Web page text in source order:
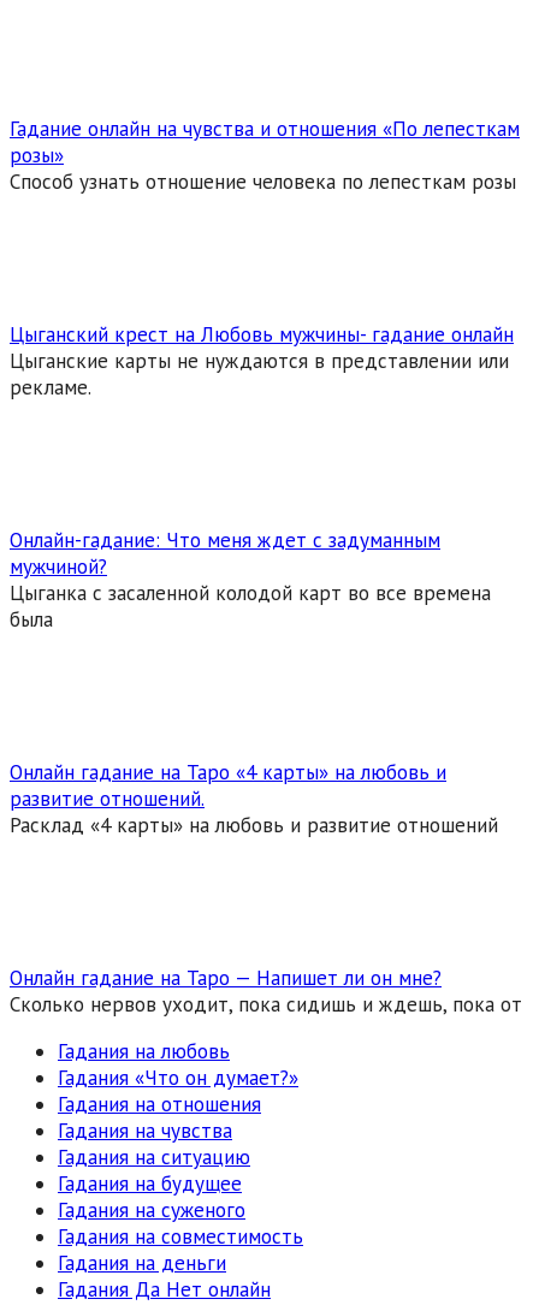
Гадание онлайн на чувства и отношения «По лепесткам
розы»
Способ узнать отношение человека по лепесткам розы
Цыганский крест на Любовь мужчины- гадание онлайн
Цыганские карты не нуждаются в представлении или
рекламе.
Онлайн-гадание: Что меня ждет с задуманным
мужчиной?
Цыганка с засаленной колодой карт во все времена
была
Онлайн гадание на Таро «4 карты» на любовь и
развитие отношений.
Расклад «4 карты» на любовь и развитие отношений
Онлайн гадание на Таро — Напишет ли он мне?
Сколько нервов уходит, пока сидишь и ждешь, пока от
Гадания на любовь
Гадания «Что он думает?»
Гадания на отношения
Гадания на чувства
Гадания на ситуацию
Гадания на будущее
Гадания на суженого
Гадания на совместимость
Гадания на деньги
Гадания Да Нет онлайн